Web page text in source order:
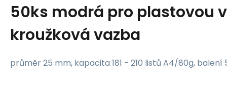
50ks modrá pro plastovou
kroužková vazba
průměr 25 mm, kapacita 181 - 210 listů A4/80g,